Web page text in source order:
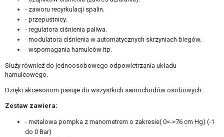
- zaworu recyrkulacji spalin.
- przepustnicy.
- regulatora ciśnienia paliwa.
- modulatora ciśnienia w automatycznych skrzyniach biegów.
- wspomagania hamulców itp.
Służy również do jednoosobowego odpowietrzania układu
hamulcowego.
Dzięki akcesoriom pasuje do wszystkich samochodów osobowych.
Zestaw zawiera:
- metalowa pompka z manometrem o zakresie( 0<->76 cm Hg) (-1
do 0 Bar)